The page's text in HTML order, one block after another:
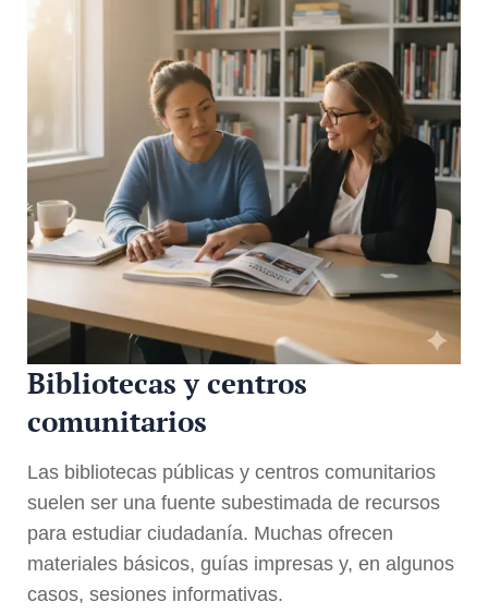
Bibliotecas y centros
comunitarios
Las bibliotecas públicas y centros comunitarios
suelen ser una fuente subestimada de recursos
para estudiar ciudadanía. Muchas ofrecen
materiales básicos, guías impresas y, en algunos
casos, sesiones informativas.